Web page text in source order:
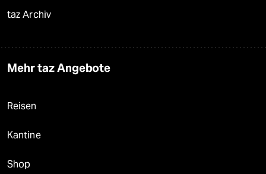
taz Archiv
Mehr taz Angebote
Reisen
Kantine
Shop